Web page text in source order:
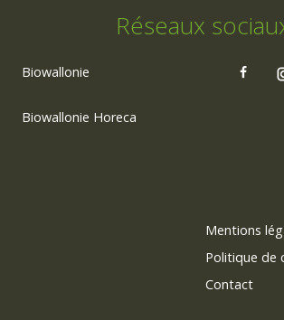
Réseaux
Biowallonie
Biowallonie Horeca
Mentions
Politique de
Contact